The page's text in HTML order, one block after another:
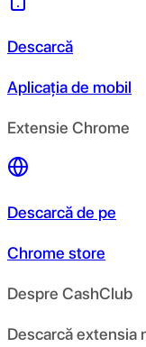
Descarcă
Aplicația de mobil
Extensie Chrome
Descarcă de pe
Chrome store
Despre CashClub
Descarcă extensia